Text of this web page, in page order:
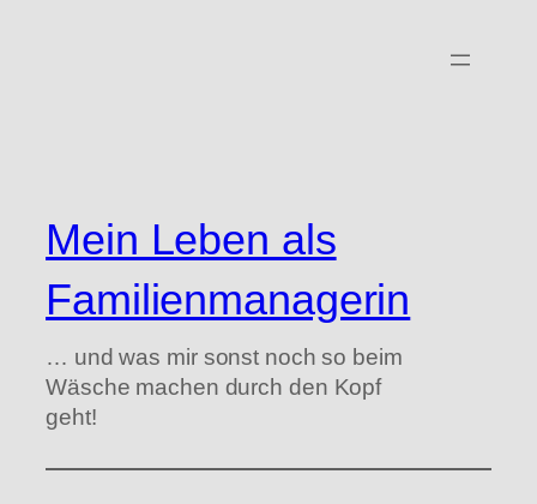
Mein Leben als
Familienmanagerin
… und was mir sonst noch so beim
Wäsche machen durch den Kopf
geht!